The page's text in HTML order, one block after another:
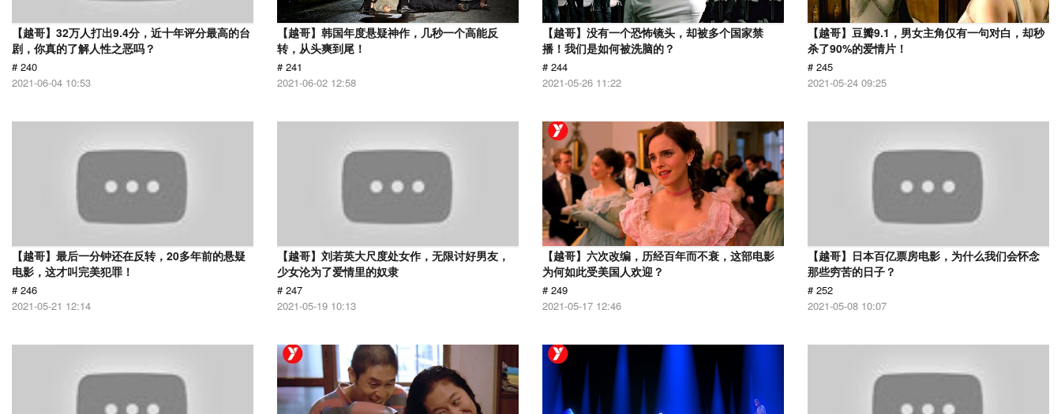
【越哥】32万人打出9.4分，近十年评分最高的台
剧，你真的了解人性之恶吗？
# 240
2021-06-04 10:53
【越哥】韩国年度悬疑神作，几秒一个高能反
转，从头爽到尾！
# 241
2021-06-02 12:58
【越哥】没有一个恐怖镜头，却被多个国家禁
播！我们是如何被洗脑的？
# 244
2021-05-26 11:22
【越哥】豆瓣9.1，男女主角仅有一句对白，却秒
杀了90%的爱情片！
# 245
2021-05-24 09:25
【越哥】最后一分钟还在反转，20多年前的悬疑
电影，这才叫完美犯罪！
# 246
2021-05-21 12:14
【越哥】刘若英大尺度处女作，无限讨好男友，
少女沦为了爱情里的奴隶
# 247
2021-05-19 10:13
【越哥】六次改编，历经百年而不衰，这部电影
为何如此受美国人欢迎？
# 249
2021-05-17 12:46
【越哥】日本百亿票房电影，为什么我们会怀念
那些穷苦的日子？
# 252
2021-05-08 10:07